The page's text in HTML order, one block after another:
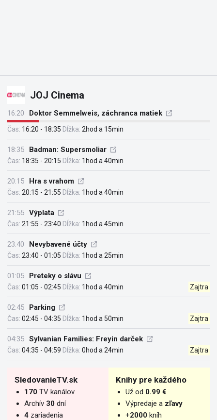
JOJ Cinema
16:20 Doktor Semmelweis, záchranca matiek
Čas: 16:20 - 18:35 Dĺžka: 2hod a 15min
18:35 Badman: Supersmoliar
Čas: 18:35 - 20:15 Dĺžka: 1hod a 40min
20:15 Hra s vrahom
Čas: 20:15 - 21:55 Dĺžka: 1hod a 40min
21:55 Výplata
Čas: 21:55 - 23:40 Dĺžka: 1hod a 45min
23:40 Nevybavené účty
Čas: 23:40 - 01:05 Dĺžka: 1hod a 25min
01:05 Preteky o slávu
Čas: 01:05 - 02:45 Dĺžka: 1hod a 40min Zajtra
02:45 Parking
Čas: 02:45 - 04:35 Dĺžka: 1hod a 50min Zajtra
04:35 Sylvanian Families: Freyin darček
Čas: 04:35 - 04:59 Dĺžka: 0hod a 24min Zajtra
SledovanieTV.sk
170 TV kanálov
Archív 30 dní
4 zariadenia
Knihy pre každého
Už od 0.99 €
Výpredaje a zľavy
+2000 kníh